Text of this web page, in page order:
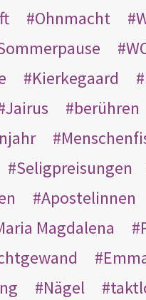
Ohnmacht
Kierkegaard
Jairus berühren
Seligpreisungen
Apostelinnen
Magdalena
Nägel